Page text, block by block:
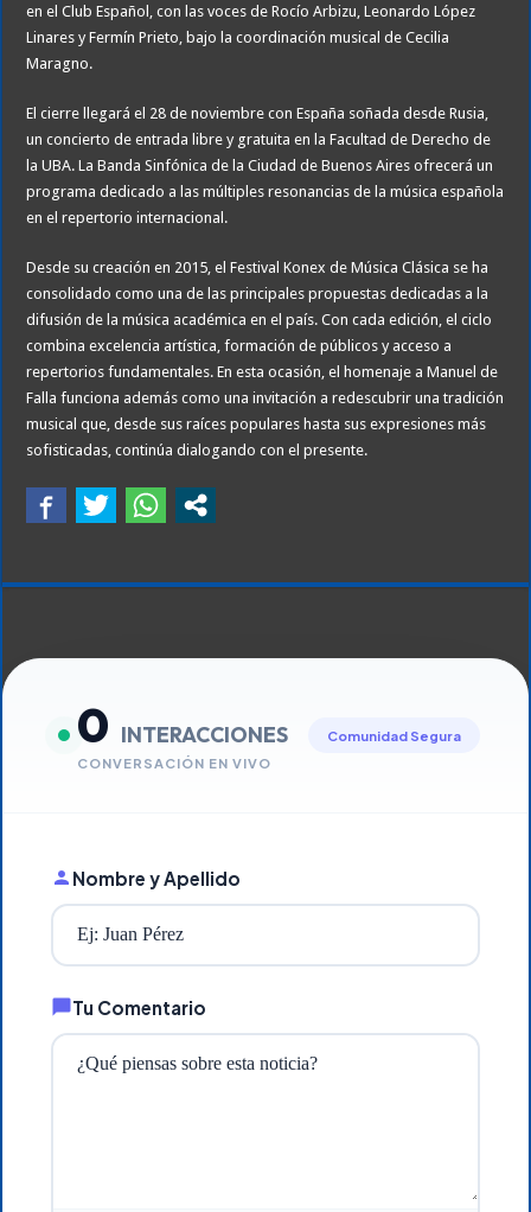
en el Club Español, con las voces de Rocío Arbizu, Leonardo López
Linares y Fermín Prieto, bajo la coordinación musical de Cecilia
Maragno.
El cierre llegará el 28 de noviembre con España soñada desde Rusia,
un concierto de entrada libre y gratuita en la Facultad de Derecho de
la UBA. La Banda Sinfónica de la Ciudad de Buenos Aires ofrecerá un
programa dedicado a las múltiples resonancias de la música española
en el repertorio internacional.
Desde su creación en 2015, el Festival Konex de Música Clásica se ha
consolidado como una de las principales propuestas dedicadas a la
difusión de la música académica en el país. Con cada edición, el ciclo
combina excelencia artística, formación de públicos y acceso a
repertorios fundamentales. En esta ocasión, el homenaje a Manuel de
Falla funciona además como una invitación a redescubrir una tradición
musical que, desde sus raíces populares hasta sus expresiones más
sofisticadas, continúa dialogando con el presente.
0 INTERACCIONES
CONVERSACIÓN EN VIVO
Comunidad Segura
Nombre y Apellido
Tu Comentario